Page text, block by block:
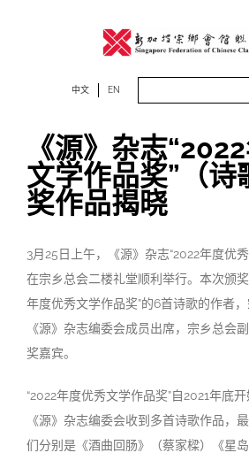
中文 EN
《源》杂志
文学作品奖”（诗
奖作品揭晓
3月25日上午，《源》杂志“2022年度优
在宗乡总会二楼礼堂顺利举行。本次颁
年度优秀文学作品奖”的6首诗歌的作者
《源》杂志编委会成员出席，宗乡总
奖嘉宾。
“2022年度优秀文学作品奖”自2021年底开
《源》杂志编委会收到多首诗歌作品，
们分别是《酒曲回肠》（蔡家樑）《星岛